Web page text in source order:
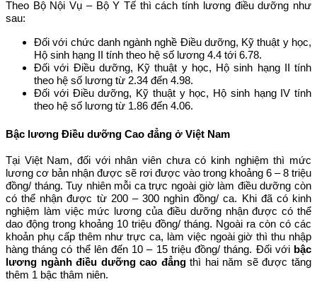
Theo Bộ Nội Vụ – Bộ Y Tế thì cách tính lương điều dưỡng như
sau:
Đối với chức danh ngành nghề Điều dưỡng, Kỹ thuật y học,
Hộ sinh hạng II tính theo hệ số lương 4.4 tới 6.78.
Đối với Điều dưỡng, Kỹ thuật y học, Hộ sinh hạng II tính
theo hệ số lương từ 2.34 đến 4.98.
Đối với Điều dưỡng, Kỹ thuật y học, Hộ sinh hạng IV tính
theo hệ số lương từ 1.86 đến 4.06.
Bậc lương Điều dưỡng Cao đẳng ở Việt Nam
Tại Việt Nam, đối với nhân viên chưa có kinh nghiệm thì mức
lương cơ bản nhận được sẽ rơi được vào trong khoảng 6 – 8 triệu
đồng/ tháng. Tuy nhiên mỗi ca trực ngoài giờ làm điều dưỡng còn
có thể nhận được từ 200 – 300 nghìn đồng/ ca. Khi đã có kinh
nghiệm làm việc mức lương của điều dưỡng nhận được có thể
dao động trong khoảng 10 triệu đồng/ tháng. Ngoài ra còn có các
khoản phụ cấp thêm như trực ca, làm việc ngoài giờ thì thu nhập
hàng tháng có thể lên đến 10 – 15 triệu đồng/ tháng. Đối với bậc
lương ngành điều dưỡng cao đẳngthì hai năm sẽ được tăng
thêm 1 bậc thâm niên.